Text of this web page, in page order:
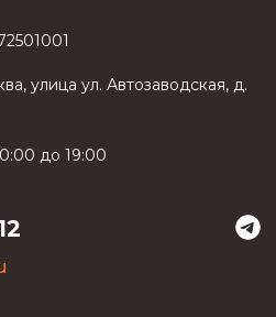
, улица ул. Автозаводская, д.
до 19:00